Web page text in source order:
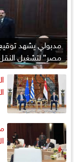
مدبولي يشهد
مصر” لتشغيل